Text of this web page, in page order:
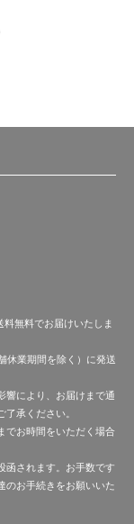
料無料でお届けいたしま
休業期間を除く）に発送
響により、お届けまで通
承ください。
でお時間をいただく場合
函されます。お手数です
のお手続きをお願いいた